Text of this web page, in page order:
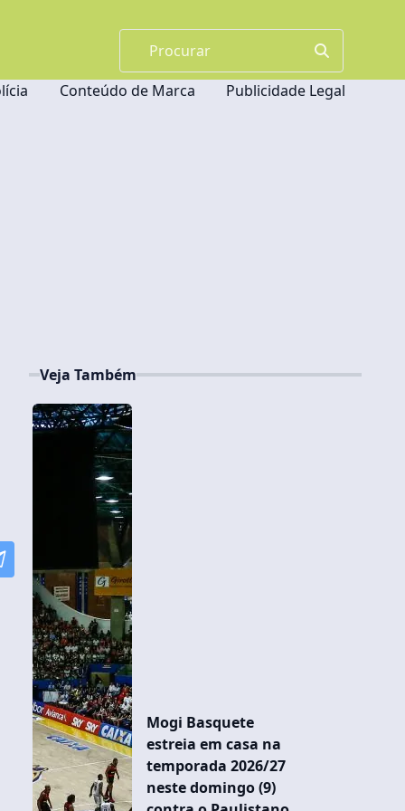
Conteúdo de Marca Publicidade Legal
Veja Também
Mogi Basquete
estreia em casa na
temporada 2026/27
neste domingo (9)